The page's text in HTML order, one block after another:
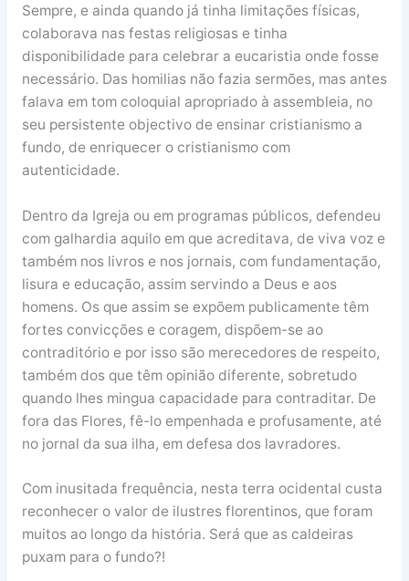
Sempre, e ainda quando já tinha limitações físicas,
colaborava nas festas religiosas e tinha
disponibilidade para celebrar a eucaristia onde fosse
necessário. Das homilias não fazia sermões, mas antes
falava em tom coloquial apropriado à assembleia, no
seu persistente objectivo de ensinar cristianismo a
fundo, de enriquecer o cristianismo com
autenticidade.
Dentro da Igreja ou em programas públicos, defendeu
com galhardia aquilo em que acreditava, de viva voz e
também nos livros e nos jornais, com fundamentação,
lisura e educação, assim servindo a Deus e aos
homens. Os que assim se expõem publicamente têm
fortes convicções e coragem, dispõem-se ao
contraditório e por isso são merecedores de respeito,
também dos que têm opinião diferente, sobretudo
quando lhes mingua capacidade para contraditar. De
fora das Flores, fê-lo empenhada e profusamente, até
no jornal da sua ilha, em defesa dos lavradores.
Com inusitada frequência, nesta terra ocidental custa
reconhecer o valor de ilustres florentinos, que foram
muitos ao longo da história. Será que as caldeiras
puxam para o fundo?!